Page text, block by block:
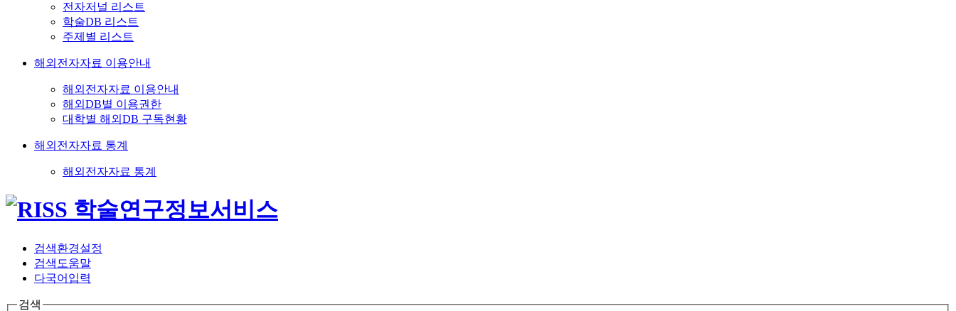
전자저널 리스트
학술DB 리스트
주제별 리스트
해외전자자료 이용안내
해외전자자료 이용안내
해외DB별 이용권한
대학별 해외DB 구독현황
해외전자자료 통계
해외전자자료 통계
검색환경설정
검색도움말
다국어입력
검색